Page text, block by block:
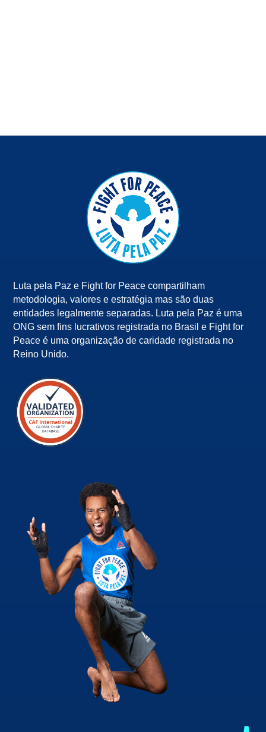
Luta pela Paz e Fight for Peace compartilham
metodologia, valores e estratégia mas são duas
entidades legalmente separadas. Luta pela Paz é uma
ONG sem fins lucrativos registrada no Brasil e Fight for
Peace é uma organização de caridade registrada no
Reino Unido.